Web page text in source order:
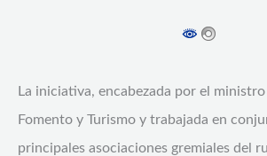
La iniciativa, encabezada por el
Fomento y Turismo y trabajada en
principales asociaciones gremiales del